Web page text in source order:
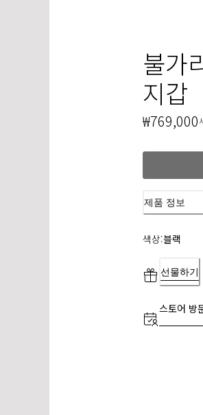
불가
지갑
₩769,000
제품 정보
색상:블랙
선물하기
스토어 방